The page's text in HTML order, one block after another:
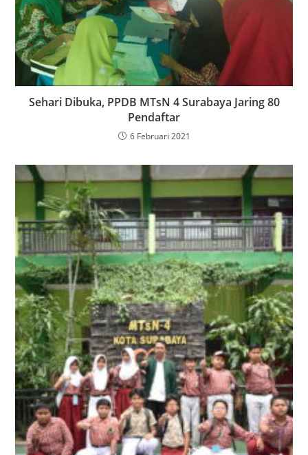
Sehari Dibuka, PPDB MTsN 4 Surabaya Jaring 80
Pendaftar
6 Februari 2021